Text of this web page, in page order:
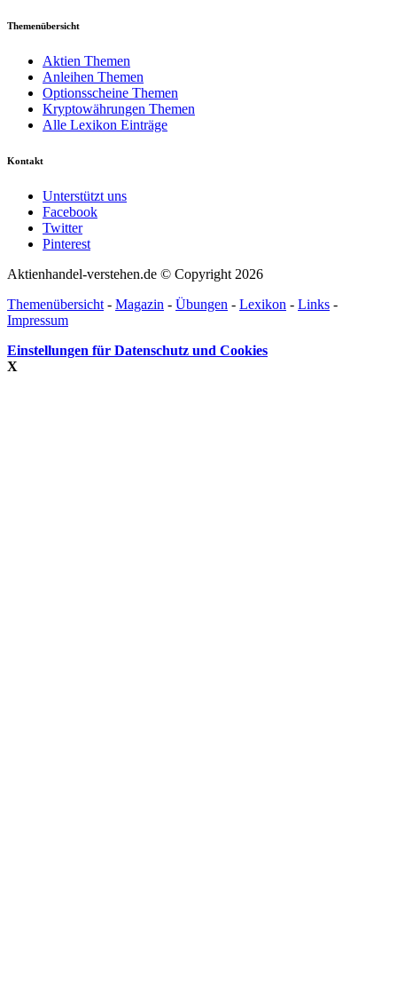
Themenübersicht
Aktien Themen
Anleihen Themen
Optionsscheine Themen
Kryptowährungen Themen
Alle Lexikon Einträge
Kontakt
Unterstützt uns
Facebook
Twitter
Pinterest
Aktienhandel-verstehen.de © Copyright 2026
Themenübersicht - Magazin - Übungen - Lexikon - Links -
Impressum
Einstellungen für Datenschutz und Cookies
X